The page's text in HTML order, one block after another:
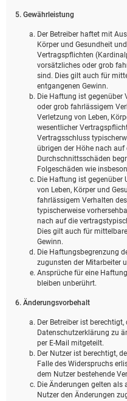
5. Gewährleistung
Der Betreiber haftet mit
Körper und Gesundheit
Vertragspflichten
vorsätzliches oder grob
sind. Dies gilt auch für
entgangenen Gewinn.
Die Haftung ist gegenüber
oder grob fahrlässigem
Verletzung von Leben,
wesentlicher
Vertragsschluss
übrigen der Höhe nach
Durchschnittsschäden
Folgeschäden wie
Die Haftung ist gegenüber
von Leben, Körper und
fahrlässigem Verhalten
typischerweise
nach auf die
Dies gilt auch für
Gewinn.
Die Haftungsbegrenzung
zugunsten der Mitarbeiter
Ansprüche für eine
bleiben unberührt.
6. Änderungsvorbehalt
Der Betreiber ist
Datenschutzerklärung zu
per E-Mail mitgeteilt.
Der Nutzer ist berechtigt,
Falle des Widerspruchs
dem Nutzer bestehende
Die Änderungen gelten als
Nutzer den Änderungen